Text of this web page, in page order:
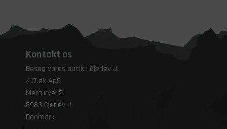
Kontakt os
Besøg vores butik i Gjerlev J.
417.dk ApS
Mercurvej 2
8983 Gjerlev J
Danmark